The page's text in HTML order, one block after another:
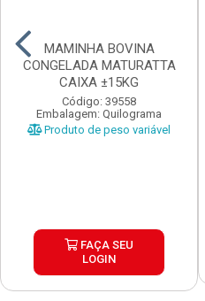
MAMINHA BOVINA
CONGELADA MATURATTA
CAIXA ±15KG
Código: 39558
Embalagem: Quilograma
Produto de peso variável
FAÇA SEU
LOGIN